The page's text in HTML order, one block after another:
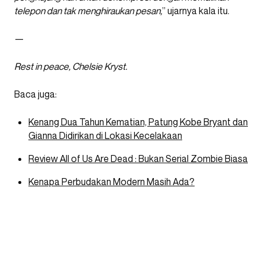
telepon dan tak menghiraukan pesan,” ujarnya kala itu.
—
Rest in peace, Chelsie Kryst.
Baca juga:
Kenang Dua Tahun Kematian, Patung Kobe Bryant dan
Gianna Didirikan di Lokasi Kecelakaan
Review All of Us Are Dead : Bukan Serial Zombie Biasa
Kenapa Perbudakan Modern Masih Ada?